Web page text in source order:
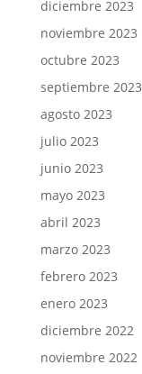
diciembre 2023
noviembre 2023
octubre 2023
septiembre 2023
agosto 2023
julio 2023
junio 2023
mayo 2023
abril 2023
marzo 2023
febrero 2023
enero 2023
diciembre 2022
noviembre 2022